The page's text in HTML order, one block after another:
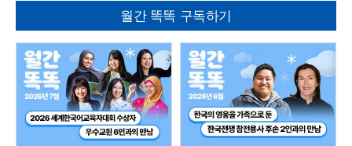
월간 똑똑 구독하기